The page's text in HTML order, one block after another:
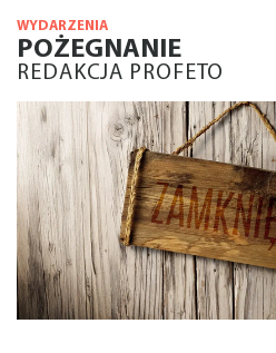
WYDARZENIA
POŻEGNANIE
REDAKCJA PROFETO